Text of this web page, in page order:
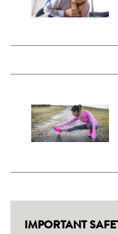
IMPORTANT